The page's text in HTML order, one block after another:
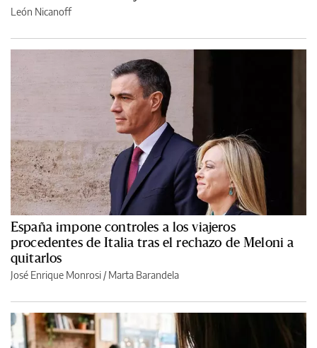
León Nicanoff
España impone controles a los viajeros
procedentes de Italia tras el rechazo de Meloni a
quitarlos
José Enrique Monrosi / Marta Barandela